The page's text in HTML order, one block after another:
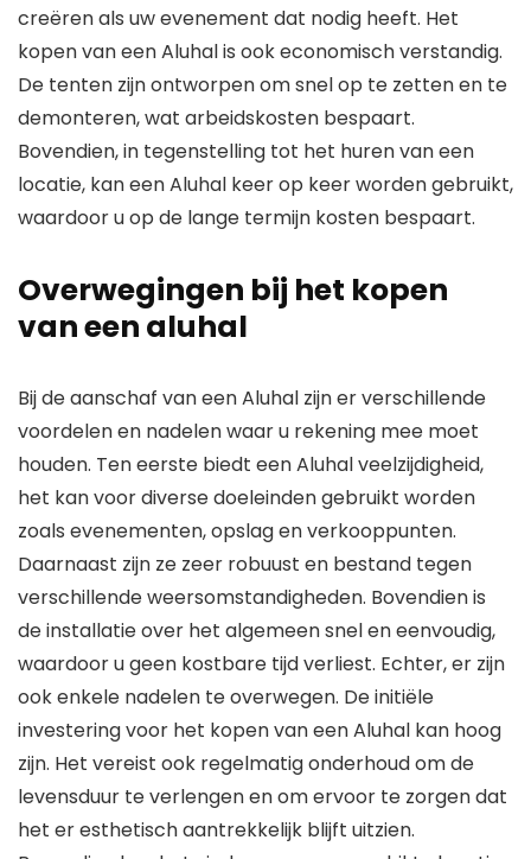
creëren als uw evenement dat nodig heeft. Het
kopen van een Aluhal is ook economisch verstandig.
De tenten zijn ontworpen om snel op te zetten en te
demonteren, wat arbeidskosten bespaart.
Bovendien, in tegenstelling tot het huren van een
locatie, kan een Aluhal keer op keer worden gebruikt,
waardoor u op de lange termijn kosten bespaart.
Overwegingen bij het kopen
van een aluhal
Bij de aanschaf van een Aluhal zijn er verschillende
voordelen en nadelen waar u rekening mee moet
houden. Ten eerste biedt een Aluhal veelzijdigheid,
het kan voor diverse doeleinden gebruikt worden
zoals evenementen, opslag en verkooppunten.
Daarnaast zijn ze zeer robuust en bestand tegen
verschillende weersomstandigheden. Bovendien is
de installatie over het algemeen snel en eenvoudig,
waardoor u geen kostbare tijd verliest. Echter, er zijn
ook enkele nadelen te overwegen. De initiële
investering voor het kopen van een Aluhal kan hoog
zijn. Het vereist ook regelmatig onderhoud om de
levensduur te verlengen en om ervoor te zorgen dat
het er esthetisch aantrekkelijk blijft uitzien.